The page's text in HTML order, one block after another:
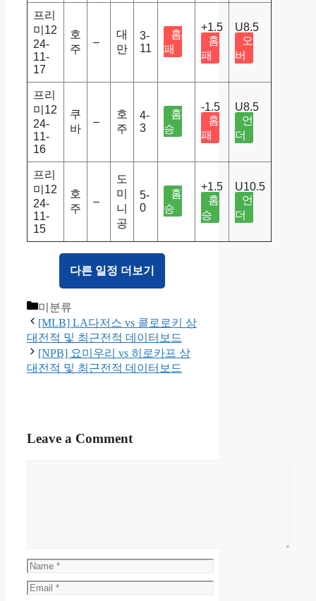
프리
미12
24-
11-
17
호
주
–
대
만
3-
11
홈
패
+1.5
홈
패
U8.5
오
버
프리
미12
24-
11-
16
쿠
바
–
호
주
4-
3
홈
승
-1.5
홈
패
U8.5
언
더
프리
미12
24-
11-
15
호
주
–
도
미
니
공
5-
0
홈
승
+1.5
홈
승
U10.5
언
더
다른 일정 더보기
Categories
미분류
[MLB] LA다저스 vs 콜로로키 상
대전적 및 최근전적 데이터보드
[NPB] 요미우리 vs 히로카프 상
대전적 및 최근전적 데이터보드
Leave a Comment
Name
Email